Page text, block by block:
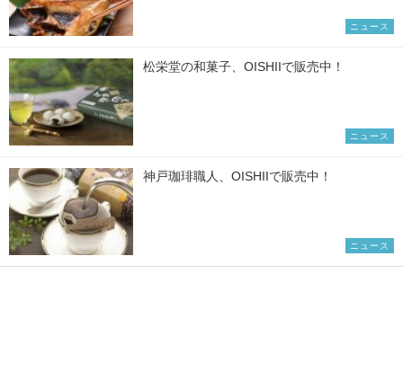
ニュース
松栄堂の和菓子、OISHIIで販売中！
ニュース
神戸珈琲職人、OISHIIで販売中！
ニュース